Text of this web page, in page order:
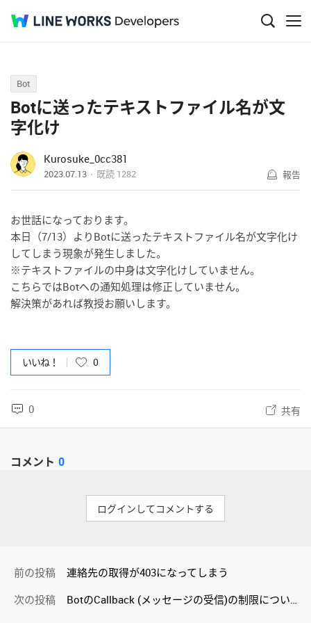
Q&A
Bot
Botに送ったテキストファイル名が文
字化け
Kurosuke_0cc381
2023.07.13 既読 1282 報告
お世話になっております。
本日（7/13）よりBotに送ったテキストファイル名が文字化け
してしまう現象が発生しました。
※テキストファイルの中身は文字化けしていません。
こちらではBotへの通知処理は修正していません。
解決策があれば教授お願いします。
いいね！ 0
0 共有
コメント 0
ログインしてコメントする
前の投稿
連絡先の取得が403になってしまう
次の投稿
BotのCallback (メッセージの受信)の制限について